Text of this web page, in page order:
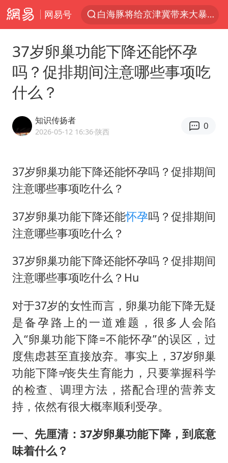
网易号
上半年我国经营主体结构持续优化
《披荆斩棘2026》阵容官宣
国足U17与阿森纳决赛取消 并列冠军
上门女婿出轨女邻居多年被判重婚罪
2025年小学教师减少13.19万
女子发现前夫婚内与第三者育子
构建更高水平的全民健身公共服务体系
挡“张雪机车”民进党当局怕什么
灌溉水坝被隔成鱼塘 村民投诉20余年
奋力开创中国式现代化建设新局面
37岁卵巢功能下降还能怀孕
吗？促排期间注意哪些事项吃
什么？
知识传扬者
2026-05-12 16:36·陕西
0
37岁卵巢功能下降还能怀孕吗？促排期间
注意哪些事项吃什么？
37岁卵巢功能下降还能怀孕吗？促排期间
注意哪些事项吃什么？
37岁卵巢功能下降还能怀孕吗？促排期间
注意哪些事项吃什么？Hu
对于37岁的女性而言，卵巢功能下降无疑
是备孕路上的一道难题，很多人会陷
入“卵巢功能下降=不能怀孕”的误区，过
度焦虑甚至直接放弃。事实上，37岁卵巢
功能下降≠丧失生育能力，只要掌握科学
的检查、调理方法，搭配合理的营养支
持，依然有很大概率顺利受孕。
一、先厘清：37岁卵巢功能下降，到底意
味着什么？